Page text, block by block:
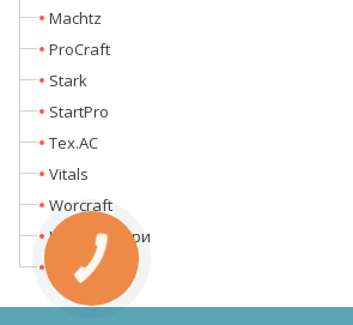
Machtz
ProCraft
Stark
StartPro
Tex.AC
Vitals
Worcraft
Інтим товари
Кентавр
КНОПКА
ЗВ'ЯЗКУ